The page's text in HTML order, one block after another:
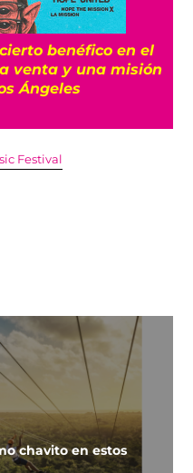
benéfico en el
venta y una misión
Ángeles
Festival
chavito en estos